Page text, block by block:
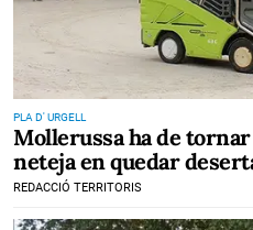
PLA D' URGELL
Mollerussa ha de
neteja en quedar
REDACCIÓ TERRITORIS